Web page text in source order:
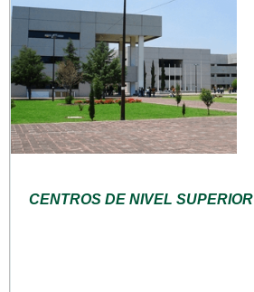
CENTROS DE NIVEL SUPERIOR